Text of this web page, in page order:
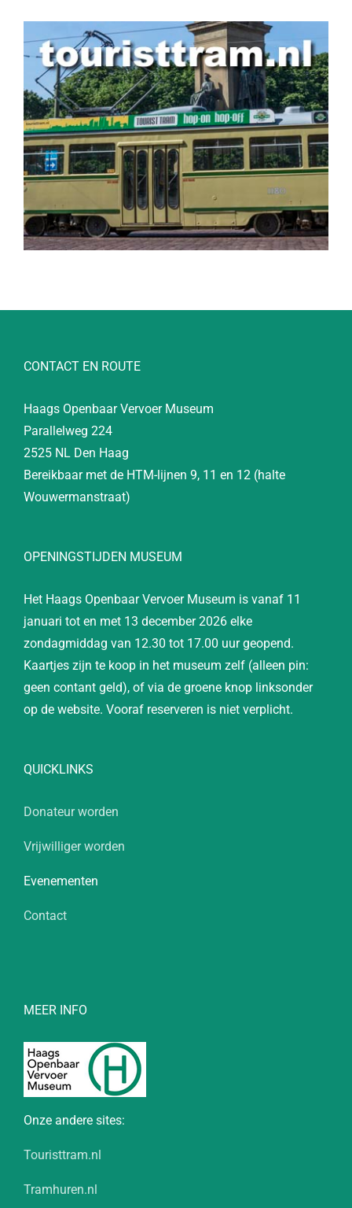
CONTACT EN ROUTE
Haags Openbaar Vervoer Museum
Parallelweg 224
2525 NL Den Haag
Bereikbaar met de HTM-lijnen 9, 11 en 12 (halte
Wouwermanstraat)
OPENINGSTIJDEN MUSEUM
Het Haags Openbaar Vervoer Museum is vanaf 11
januari tot en met 13 december 2026 elke
zondagmiddag van 12.30 tot 17.00 uur geopend.
Kaartjes zijn te koop in het museum zelf (alleen pin:
geen contant geld), of via de groene knop linksonder
op de website. Vooraf reserveren is niet verplicht.
QUICKLINKS
Donateur worden
Vrijwilliger worden
Evenementen
Contact
MEER INFO
Onze andere sites:
Touristtram.nl
Tramhuren.nl